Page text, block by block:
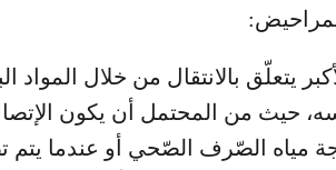
يتعلّق بالانتقال من خلال المواد
حيث من المحتمل أن يكون الإتصال
مياه الصّرف الصّحي أو عندما